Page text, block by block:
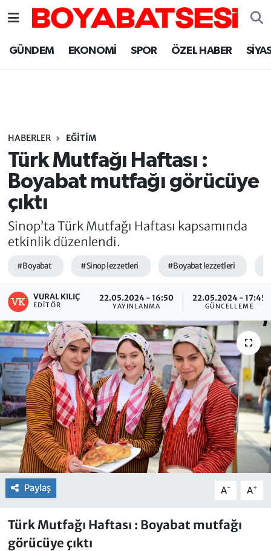
GÜNDEM EKONOMİ SPOR ÖZEL HABER
HABERLER EĞİTİM
Türk Mutfağı Haftası :
Boyabat mutfağı görücüye
çıktı
Sinop’ta Türk Mutfağı Haftası kapsamında
etkinlik düzenlendi.
#Boyabat #Sinop lezzetleri #Boyabat lezzetleri
VURAL KILIÇ
EDITÖR
22.05.2024 - 16:50
YAYINLANMA
22.05.2024 - 17:45
GÜNCELLEME
Paylaş A- A+
Türk Mutfağı Haftası : Boyabat mutfağı
görücüye çıktı
Sinop Nöbetçi Eczaneler
Sinop Trafik Yoğunluk Haritası
Süper Lig Puan Durumu ve Fikstür
Tüm Manşetler
Son Dakika Haberleri
Haber Arşivi